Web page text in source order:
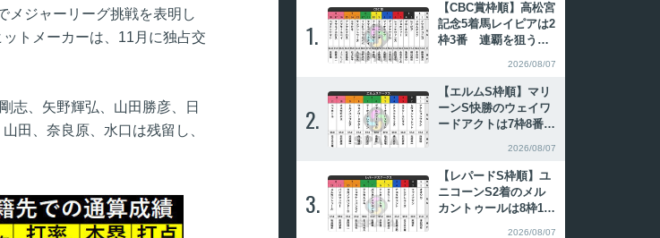
メジャーリーグ挑戦を表明し
トメーカーは、11月に独占交
志、矢野輝弘、山田勝彦、日
田、奈良原、水口は残留し、
1.
【CBC賞枠順】高松宮
記念5着馬レイピアは2
枠3番 連覇を狙うイ
2026/08/07
2.
【エルムS枠順】マリ
ーンS快勝のウェイワ
ードアクトは7枠8番
2026/08/07
3.
【レパードS枠順】ユ
ニコーンS2着のメル
カントゥールは8枠12
2026/08/07